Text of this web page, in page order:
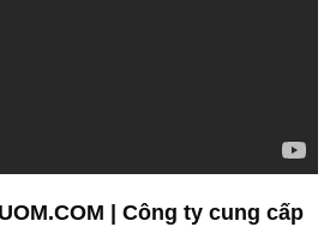
| Công ty cung cấp